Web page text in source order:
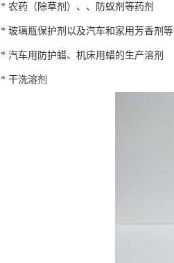
* 农药（除草剂）、、防蚁剂等药剂
* 玻璃瓶保护剂以及汽车和家用芳香剂等
* 汽车用防护蜡、机床用蜡的生产溶剂
* 干洗溶剂